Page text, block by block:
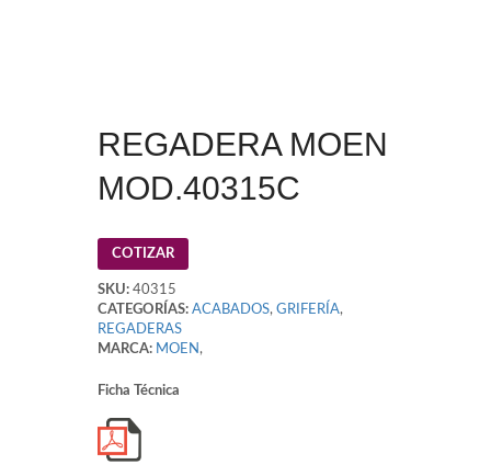
REGADERA MOEN
MOD.40315C
COTIZAR
SKU: 40315
CATEGORÍAS: ACABADOS, GRIFERÍA,
REGADERAS
MARCA: MOEN,
Ficha Técnica